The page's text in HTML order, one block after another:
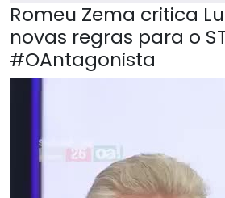
Romeu Zema critica
novas regras para o
#OAntagonista